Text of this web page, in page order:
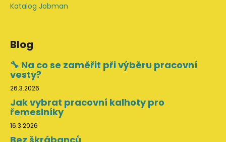
Katalog Jobman
Blog
🔧 Na co se zaměřit při výběru pracovní
vesty?
26.3.2026
Jak vybrat pracovní kalhoty pro
řemeslníky
16.3.2026